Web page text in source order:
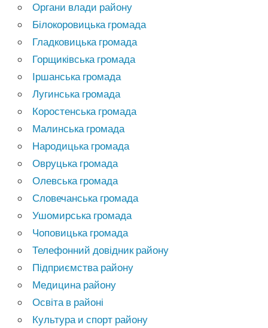
Органи влади району
Білокоровицька громада
Гладковицька громада
Горщиківська громада
Іршанська громада
Лугинська громада
Коростенська громада
Малинська громада
Народицька громада
Овруцька громада
Олевська громада
Словечанська громада
Ушомирська громада
Чоповицька громада
Телефонний довідник району
Підприємства району
Медицина району
Освіта в районі
Культура и спорт району